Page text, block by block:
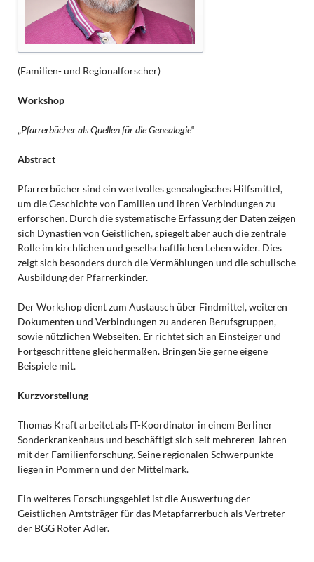
(Familien- und Regionalforscher)
Workshop
„Pfarrerbücher als Quellen für die Genealogie“
Abstract
Pfarrerbücher sind ein wertvolles genealogisches Hilfsmittel,
um die Geschichte von Familien und ihren Verbindungen zu
erforschen. Durch die systematische Erfassung der Daten zeigen
sich Dynastien von Geistlichen, spiegelt aber auch die zentrale
Rolle im kirchlichen und gesellschaftlichen Leben wider. Dies
zeigt sich besonders durch die Vermählungen und die schulische
Ausbildung der Pfarrerkinder.
Der Workshop dient zum Austausch über Findmittel, weiteren
Dokumenten und Verbindungen zu anderen Berufsgruppen,
sowie nützlichen Webseiten. Er richtet sich an Einsteiger und
Fortgeschrittene gleichermaßen. Bringen Sie gerne eigene
Beispiele mit.
Kurzvorstellung
Thomas Kraft arbeitet als IT-Koordinator in einem Berliner
Sonderkrankenhaus und beschäftigt sich seit mehreren Jahren
mit der Familienforschung. Seine regionalen Schwerpunkte
liegen in Pommern und der Mittelmark.
Ein weiteres Forschungsgebiet ist die Auswertung der
Geistlichen Amtsträger für das Metapfarrerbuch als Vertreter
der BGG Roter Adler.